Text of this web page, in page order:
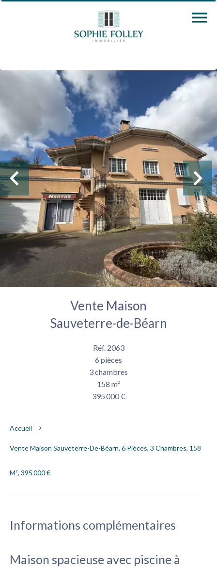
Vente Maison
Sauveterre-de-Béarn
Réf. 2063
6 pièces
3 chambres
158 m²
395 000 €
Accueil
Vente Maison Sauveterre-De-Béarn, 6 Pièces, 3 Chambres, 158
M², 395 000 €
Informations complémentaires
Maison spacieuse avec piscine à